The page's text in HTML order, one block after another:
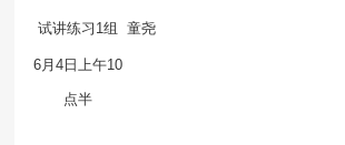
试讲练习1组 童尧
6月4日上午10
点半